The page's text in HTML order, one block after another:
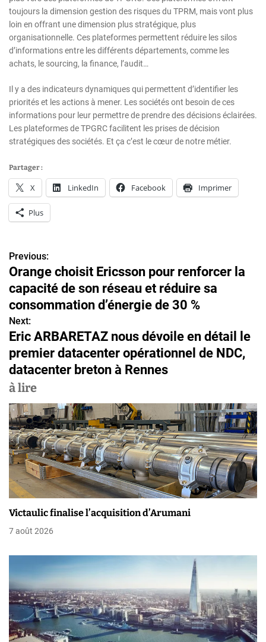
toujours la dimension gestion des risques du TPRM, mais vont plus
loin en offrant une dimension plus stratégique, plus
organisationnelle. Ces plateformes permettent réduire les silos
d’informations entre les différents départements, comme les
achats, le sourcing, la finance, l’audit…
Il y a des indicateurs dynamiques qui permettent d’identifier les
priorités et les actions à mener. Les sociétés ont besoin de ces
informations pour leur permettre de prendre des décisions éclairées.
Les plateformes de TPGRC facilitent les prises de décision
stratégiques des sociétés. Et ça c’est le cœur de notre métier.
Partager :
X LinkedIn Facebook Imprimer
Plus
N
a
v
i
g
a
t
i
o
n
d
e
l
’
a
r
t
Previous:
Orange choisit Ericsson pour renforcer la
capacité de son réseau et réduire sa
consommation d’énergie de 30 %
Next:
Eric ARBARETAZ nous dévoile en détail le
premier datacenter opérationnel de NDC,
datacenter breton à Rennes
à lire
Victaulic finalise l’acquisition d’Arumani
7 août 2026